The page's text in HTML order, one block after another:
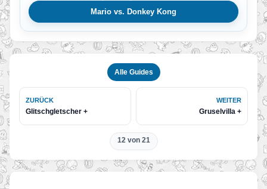
Mario vs. Donkey Kong
Alle Guides
ZURÜCK
Glitschgletscher +
WEITER
Gruselvilla +
12 von 21